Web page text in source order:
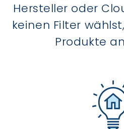
Hersteller oder
keinen Filter
Produkte